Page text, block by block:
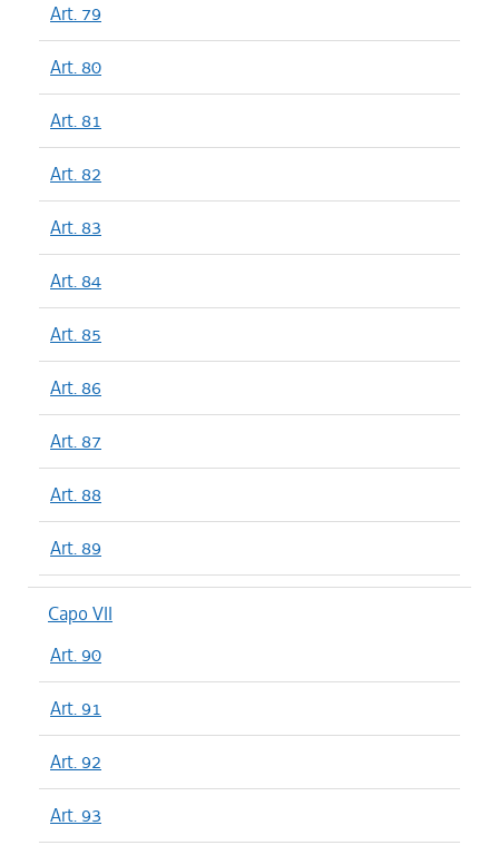
Art. 79
Art. 80
Art. 81
Art. 82
Art. 83
Art. 84
Art. 85
Art. 86
Art. 87
Art. 88
Art. 89
Capo VII
Art. 90
Art. 91
Art. 92
Art. 93